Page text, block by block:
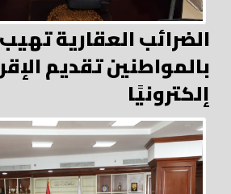
الضرائب العقارية تهيب
بالمواطنين تقديم
إلكترونيًا